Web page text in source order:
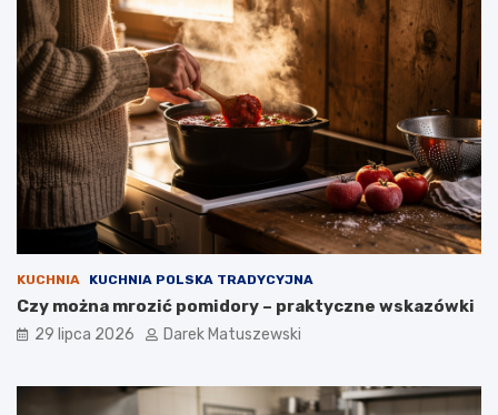
KUCHNIA KUCHNIA POLSKA TRADYCYJNA
Czy można mrozić pomidory – praktyczne wskazówki
29 lipca 2026 Darek Matuszewski